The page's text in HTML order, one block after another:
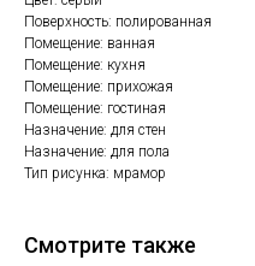
Поверхность: полированная
Помещение: ванная
Помещение: кухня
Помещение: прихожая
Помещение: гостиная
Назначение: для стен
Назначение: для пола
Тип рисунка: мрамор
Смотрите также